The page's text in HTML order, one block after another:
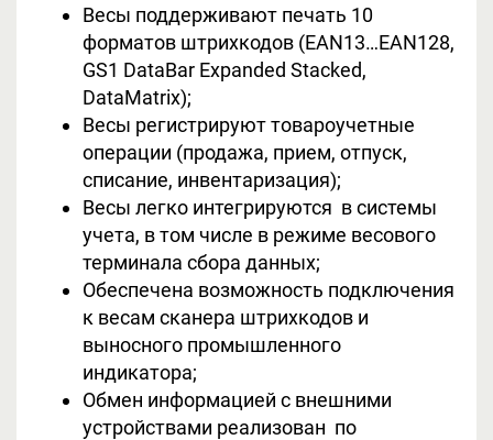
Весы поддерживают печать 10
форматов штрихкодов (EAN13…EAN128,
GS1 DataBar Expanded Stacked,
DataMatrix);
Весы регистрируют товароучетные
операции (продажа, прием, отпуск,
списание, инвентаризация);
Весы легко интегрируются в системы
учета, в том числе в режиме весового
терминала сбора данных;
Обеспечена возможность подключения
к весам сканера штрихкодов и
выносного промышленного
индикатора;
Обмен информацией с внешними
устройствами реализован по